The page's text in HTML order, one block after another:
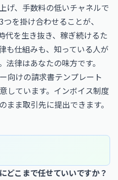
げ、手数料の低いチャネルで
を掛け合わせることが、
代を生き抜き、稼ぎ続けるた
も仕組みも、知っている人が
律はあなたの味方です。
向けの請求書テンプレート
しています。インボイス制度
まま取引先に提出できます。
どこまで任せていいですか？